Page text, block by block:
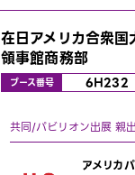
在日アメリカ合衆
領事館商務部
ブース番号 6H232
アメリカ